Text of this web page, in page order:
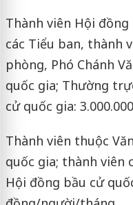
Thành viên Hội
các Tiểu ban, thành
phòng, Phó Chánh
quốc gia; Thường
cử quốc gia:
Thành viên thuộc
quốc gia; thành viên
Hội đồng bầu cử